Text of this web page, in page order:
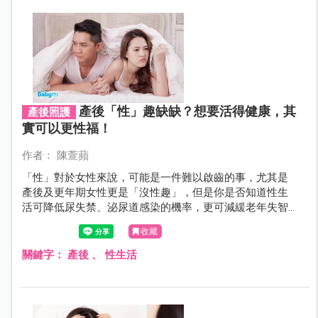
產後照護
產後「性」趣缺缺？想要活得健康，其
實可以更性福！
作者： 陳萱蘋
「性」對於女性來說，可能是一件難以啟齒的事，尤其是
產後及更年期女性更是「沒性趣」，但是你是否知道性生
活可降低尿失禁、泌尿道感染的機率，更可減緩老年失智
的發生，想要活得健康又幸福，性可是非常重要的關鍵！
收藏
關鍵字： 產後、性生活